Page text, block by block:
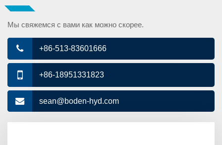
Мы свяжемся с вами как можно скорее.
+86-513-83601666
+86-18951331823
sean@boden-hyd.com